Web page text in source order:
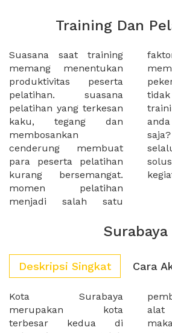
Training Dan
Suasana saat training
memang menentukan
produktivitas peserta
pelatihan. suasana
pelatihan yang terkesan
kaku, tegang dan
membosankan
cenderung membuat
para peserta pelatihan
kurang bersemangat.
momen pelatihan
menjadi salah satu
faktor yang akan
membawa etos para
pekerja kedepannya.
tidak mau bukan jika
training perusahaan
anda berkesan biasa
saja? lagi. XWORK akan
selalu hadir sebagai
solusi untuk kebutuhan
Surabaya
Deskripsi Singkat Cara
Kota Surabaya
merupakan kota
terbesar kedua di
pembuatan kapal, alat-
alat berat, pengolahan
makanan, agrikultur,